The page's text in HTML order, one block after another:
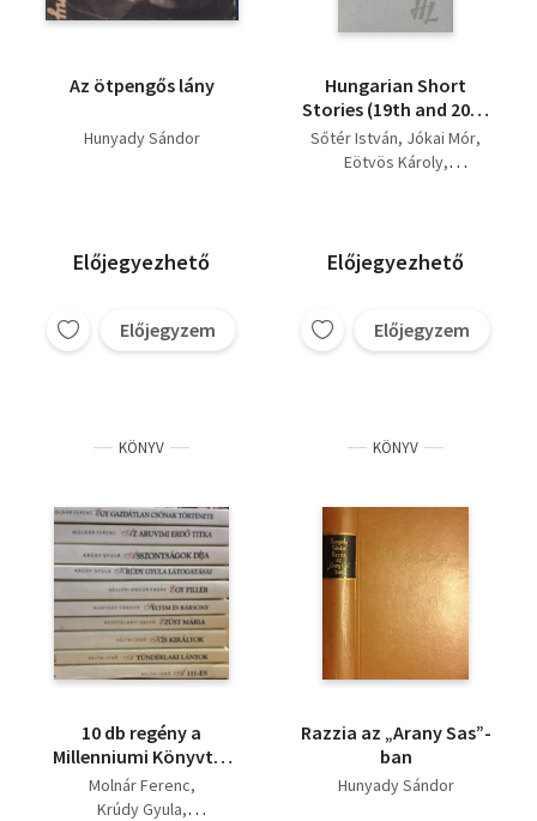
Az ötpengős lány
Hunyady Sándor
Előjegyezhető
Előjegyzem
Hungarian Short
Stories (19th and 20th
Centuries)
Sőtér István Jókai Mór
Eötvös Károly
Heltai Jenő Krúdy Gyula
Móricz Zsigmond
Kaffka, Margit Nagy Lajos
Karinthy Frigyes
Előjegyezhető
Előjegyzem
KÖNYV
10 db regény a
Millenniumi Könyvtár
sorozatból: A 111-es, A
tündérlaki lányok, Kis
Molnár Ferenc
Krúdy Gyula
KÖNYV
Razzia az „Arany Sas”-
ban
Hunyady Sándor